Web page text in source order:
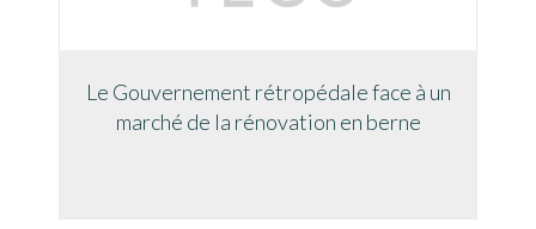
Le Gouvernement rétropédale face à un
marché de la rénovation en berne